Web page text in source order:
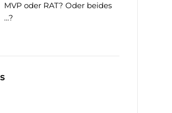
MVP oder RAT? Oder beides
…?